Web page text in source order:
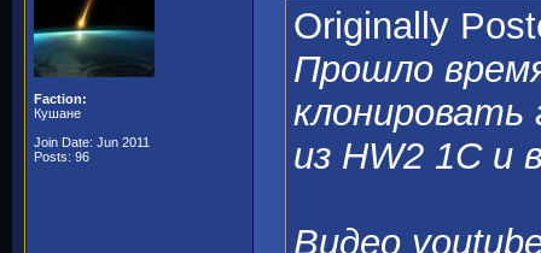
Faction:
Кушане
Join Date: Jun 2011
Posts: 96
Originally
Прошло
клонировать
из HW2 1C и
Видео